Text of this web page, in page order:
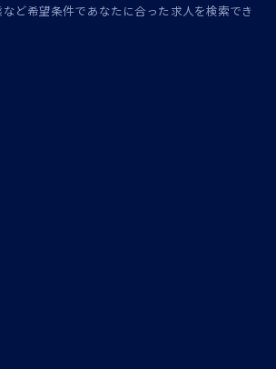
ど希望条件であなたに合った求人を検索でき